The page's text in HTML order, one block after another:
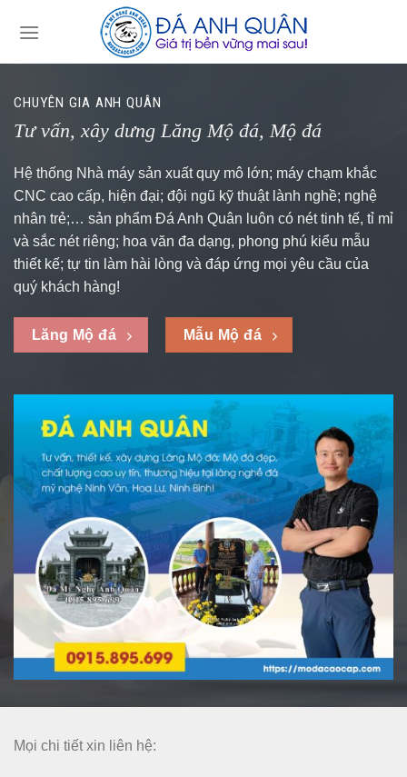
CHUYÊN GIA ANH QUÂN
Tư vấn, xây dưng Lăng Mộ đá, Mộ đá
Hệ thống Nhà máy sản xuất quy mô lớn; máy chạm khắc
CNC cao cấp, hiện đại; đội ngũ kỹ thuật lành nghề; nghệ
nhân trẻ;… sản phẩm Đá Anh Quân luôn có nét tinh tế, tỉ mỉ
và sắc nét riêng; hoa văn đa dạng, phong phú kiểu mẫu
thiết kế; tự tin làm hài lòng và đáp ứng mọi yêu cầu của
quý khách hàng!
Lăng Mộ đá Mẫu Mộ đá
Mọi chi tiết xin liên hệ: